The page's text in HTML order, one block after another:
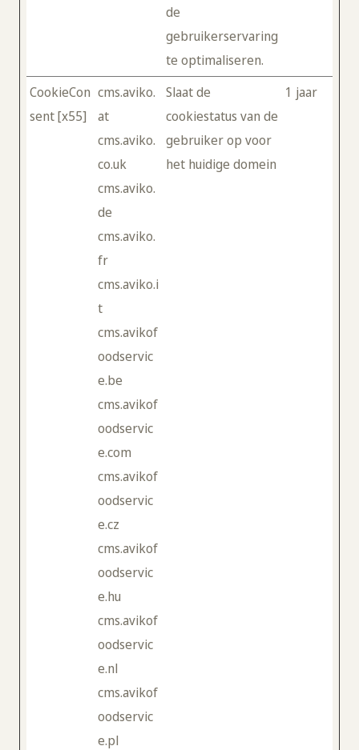
de
gebruikerservaring
te optimaliseren.
CookieCon
sent [x55]
cms.aviko.
at
cms.aviko.
co.uk
cms.aviko.
de
cms.aviko.
fr
cms.aviko.i
t
cms.avikof
oodservic
e.be
cms.avikof
oodservic
e.com
cms.avikof
oodservic
e.cz
cms.avikof
oodservic
e.hu
cms.avikof
oodservic
e.nl
cms.avikof
oodservic
e.pl
Slaat de
cookiestatus van de
gebruiker op voor
het huidige domein
1 jaar